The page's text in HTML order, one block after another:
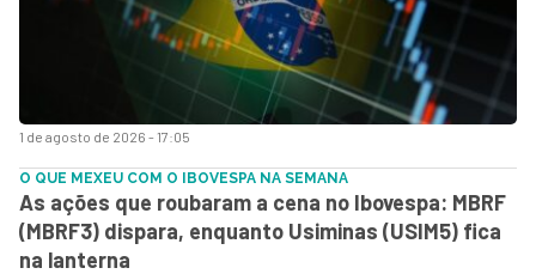
1 de agosto de 2026 - 17:05
O QUE MEXEU COM O IBOVESPA NA SEMANA
As ações que roubaram a cena no Ibovespa: MBRF
(MBRF3) dispara, enquanto Usiminas (USIM5) fica
na lanterna